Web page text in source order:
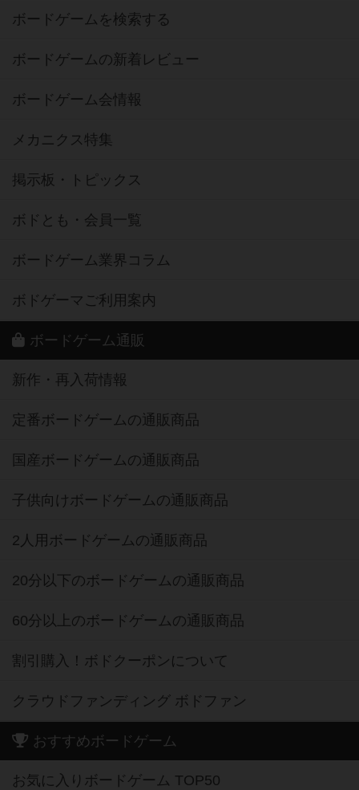
ボードゲームを検索する
ボードゲームの新着レビュー
ボードゲーム会情報
メカニクス特集
掲示板・トピックス
ボドとも・会員一覧
ボードゲーム業界コラム
ボドゲーマご利用案内
ボードゲーム通販
新作・再入荷情報
定番ボードゲームの通販商品
国産ボードゲームの通販商品
子供向けボードゲームの通販商品
2人用ボードゲームの通販商品
20分以下のボードゲームの通販商品
60分以上のボードゲームの通販商品
割引購入！ボドクーポンについて
クラウドファンディング ボドファン
おすすめボードゲーム
お気に入りボードゲーム TOP50